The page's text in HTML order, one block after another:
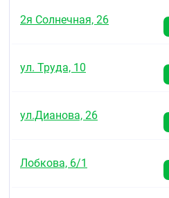
2я Солнечная, 26
ул. Труда, 10
ул.Дианова, 26
Лобкова, 6/1